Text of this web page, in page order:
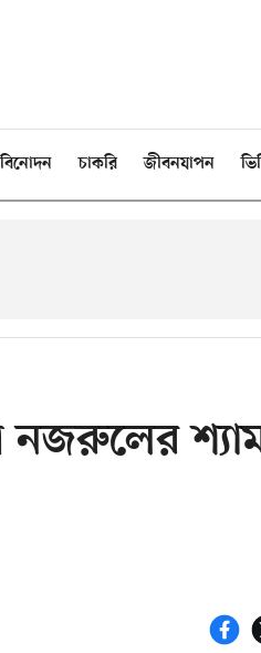
বিনোদন চাকরি জীবনযাপন
নজরুলের